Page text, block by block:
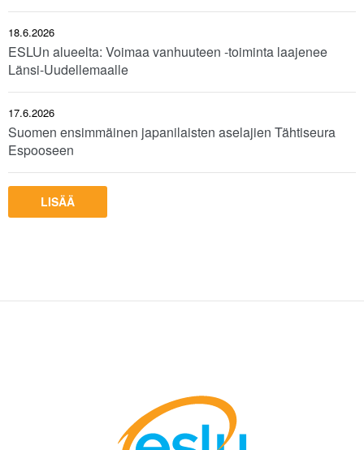
18.6.2026
ESLUn alueelta: Voimaa vanhuuteen -toiminta laajenee
Länsi-Uudellemaalle
17.6.2026
Suomen ensimmäinen japanilaisten aselajien Tähtiseura
Espooseen
LISÄÄ